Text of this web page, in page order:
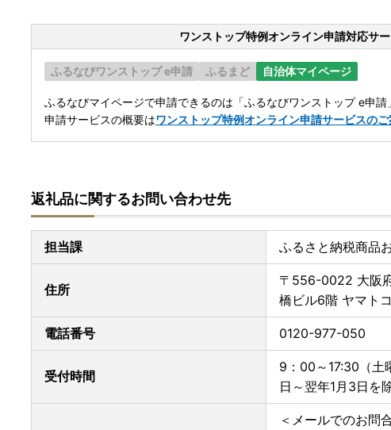
ワンストップ特例オンライン申請対応サ
ふるなびワンストップ e申請 ふるまど 自治体マイページ
ふるなびマイページで申請できるのは「ふるなびワンストップ e申請
申請サービスの概要はワンストップ特例オンライン申請サービスの
返礼品に関するお問い合わせ先
担当課 ふるさと納税商品
住所
〒556-0022 大阪
橋ビル6階 ヤマト
電話番号 0120-977-050
受付時間
9：00～17:30（土
日～翌年1月3日を
＜メールでのお問